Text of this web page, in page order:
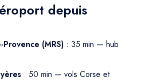
depuis
(MRS) : 35 min — hub
: 50 min — vols Corse et